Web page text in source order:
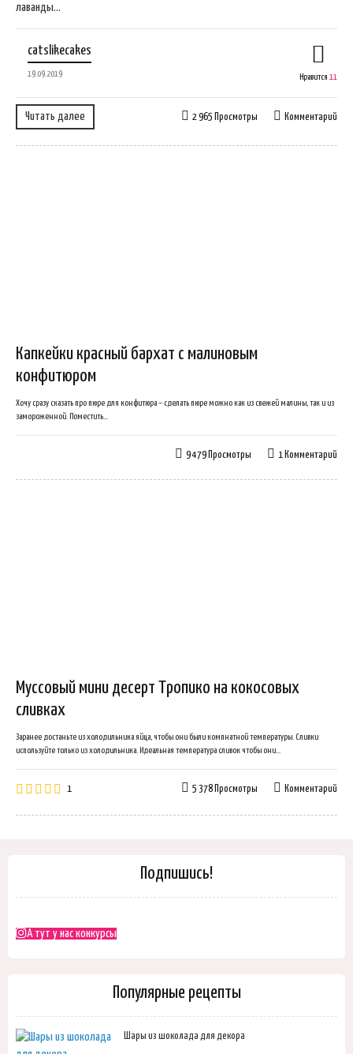
лаванды...
catslikecakes
19.09.2019 Нравится 11
Читать далее Комментарий
2 965 Просмотры
Капкейки красный бархат с малиновым
конфитюром
Хочу сразу сказать про пюре для конфитюра – сделать пюре можно как из свежей малины, так и из
замороженной. Поместить...
1 Комментарий
9 479 Просмотры
Муссовый мини десерт Тропико на кокосовых
сливках
Заранее достаньте из холодильника яйца, чтобы они были компнатной температуры. Сливки
используйте только из холодильника. Идеальная температура сливок чтобы они...
1 Комментарий
5 378 Просмотры
Подпишись!
А тут у нас конкурсы
Популярные рецепты
Шары из шоколада для декора